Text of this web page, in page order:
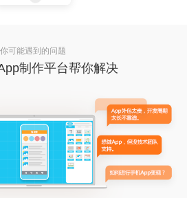
你可能遇到的问题
制作平台帮你解决